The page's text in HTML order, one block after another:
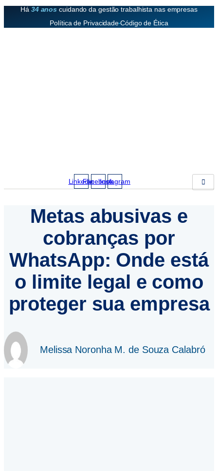
Há 34 anos cuidando da gestão trabalhista nas empresas
Política de PrivacidadeCódigo de Ética
LinkedinFacebookInstagram
Metas abusivas e
cobranças por
WhatsApp: Onde está
o limite legal e como
proteger sua empresa
Melissa Noronha M. de Souza Calabró